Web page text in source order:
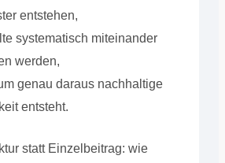
entstehen,
systematisch miteinander
werden,
genau daraus nachhaltige
entsteht.
statt Einzelbeitrag: wie